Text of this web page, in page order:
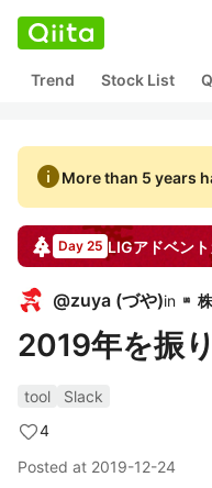
Trend Stock List
infoMore than 5 years
Day 25 LIGアドベン
@zuya (づや)in
2019年を振
tool
Slack
4
Posted at 2019-12-24